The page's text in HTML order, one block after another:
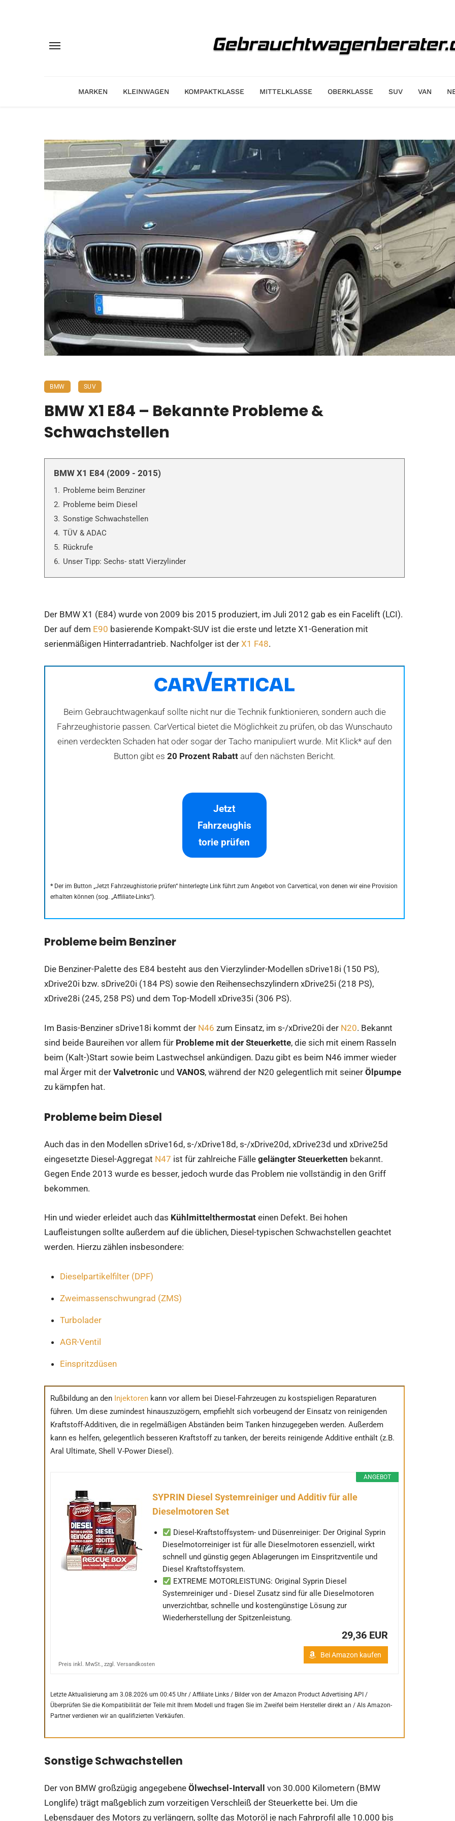
MARKEN KLEINWAGEN KOMPAKTKLASSE MITTELKLASSE OBERKLASSE SUV VAN
BMW SUV
BMW X1 E84 – Bekannte Probleme &
Schwachstellen
BMW X1 E84 (2009 - 2015)
1. Probleme beim Benziner
2. Probleme beim Diesel
3. Sonstige Schwachstellen
4. TÜV & ADAC
5. Rückrufe
6. Unser Tipp: Sechs- statt Vierzylinder
Der BMW X1 (E84) wurde von 2009 bis 2015 produziert, im Juli 2012 gab es ein Facelift (LCI).
Der auf dem E90 basierende Kompakt-SUV ist die erste und letzte X1-Generation mit
serienmäßigen Hinterradantrieb. Nachfolger ist der X1 F48.
Beim Gebrauchtwagenkauf sollte nicht nur die Technik funktionieren, sondern auch die
Fahrzeughistorie passen. CarVertical bietet die Möglichkeit zu prüfen, ob das Wunschauto
einen verdeckten Schaden hat oder sogar der Tacho manipuliert wurde. Mit Klick* auf den
Button gibt es 20 Prozent Rabatt auf den nächsten Bericht.
Jetzt
Fahrzeughis
torie prüfen
*Der im Button „Jetzt Fahrzeughistorie prüfen“ hinterlegte Link führt zum Angebot von Carvertical, von denen wir eine Provision
erhalten können (sog. „Affiliate-Links“).
Probleme beim Benziner
Die Benziner-Palette des E84 besteht aus den Vierzylinder-Modellen sDrive18i (150 PS),
xDrive20i bzw. sDrive20i (184 PS) sowie den Reihensechszylindern xDrive25i (218 PS),
xDrive28i (245, 258 PS) und dem Top-Modell xDrive35i (306 PS).
Im Basis-Benziner sDrive18i kommt der N46 zum Einsatz, im s-/xDrive20i der N20. Bekannt
sind beide Baureihen vor allem für Probleme mit der Steuerkette, die sich mit einem Rasseln
beim (Kalt-)Start sowie beim Lastwechsel ankündigen. Dazu gibt es beim N46 immer wieder
mal Ärger mit der Valvetronic und VANOS, während der N20 gelegentlich mit seiner Ölpumpe
zu kämpfen hat.
Probleme beim Diesel
Auch das in den Modellen sDrive16d, s-/xDrive18d, s-/xDrive20d, xDrive23d und xDrive25d
eingesetzte Diesel-Aggregat N47 ist für zahlreiche Fälle gelängter Steuerketten bekannt.
Gegen Ende 2013 wurde es besser, jedoch wurde das Problem nie vollständig in den Griff
bekommen.
Hin und wieder erleidet auch das Kühlmittelthermostat einen Defekt. Bei hohen
Laufleistungen sollte außerdem auf die üblichen, Diesel-typischen Schwachstellen geachtet
werden. Hierzu zählen insbesondere:
Dieselpartikelfilter (DPF)
Zweimassenschwungrad (ZMS)
Turbolader
AGR-Ventil
Einspritzdüsen
Rußbildung an den Injektoren kann vor allem bei Diesel-Fahrzeugen zu kostspieligen Reparaturen
führen. Um diese zumindest hinauszuzögern, empfiehlt sich vorbeugend der Einsatz von reinigenden
Kraftstoff-Additiven, die in regelmäßigen Abständen beim Tanken hinzugegeben werden. Außerdem
kann es helfen, gelegentlich besseren Kraftstoff zu tanken, der bereits reinigende Additive enthält (z.B.
Aral Ultimate, Shell V-Power Diesel).
ANGEBOT
SYPRIN Diesel Systemreiniger und Additiv für alle
Dieselmotoren Set
Diesel-Kraftstoffsystem- und Düsenreiniger: Der Original Syprin
Dieselmotorreiniger ist für alle Dieselmotoren essenziell, wirkt
schnell und günstig gegen Ablagerungen im Einspritzventile und
Diesel Kraftstoffsystem.
EXTREME MOTORLEISTUNG: Original Syprin Diesel
Systemreiniger und - Diesel Zusatz sind für alle Dieselmotoren
unverzichtbar, schnelle und kostengünstige Lösung zur
Wiederherstellung der Spitzenleistung.
29,36 EUR
Bei Amazon kaufen
Preis inkl. MwSt., zzgl. Versandkosten
Letzte Aktualisierung am 3.08.2026 um 00:45 Uhr / Affiliate Links / Bilder von der Amazon Product Advertising API /
Überprüfen Sie die Kompatibilität der Teile mit Ihrem Modell und fragen Sie im Zweifel beim Hersteller direkt an / Als Amazon-
Partner verdienen wir an qualifizierten Verkäufen.
Sonstige Schwachstellen
Der von BMW großzügig angegebene Ölwechsel-Intervall von 30.000 Kilometern (BMW
Longlife) trägt maßgeblich zum vorzeitigen Verschleiß der Steuerkette bei. Um die
Lebensdauer des Motors zu verlängern, sollte das Motoröl je nach Fahrprofil alle 10.000 bis